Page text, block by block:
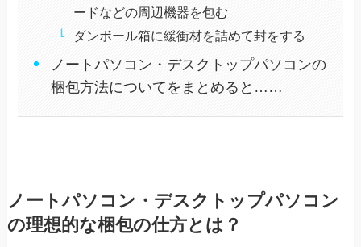
ードなどの周辺機器を包む
ダンボール箱に緩衝材を詰めて封をする
ノートパソコン・デスクトップパソコンの
梱包方法についてをまとめると……
ノートパソコン・デスクトップパソコン
の理想的な梱包の仕方とは？